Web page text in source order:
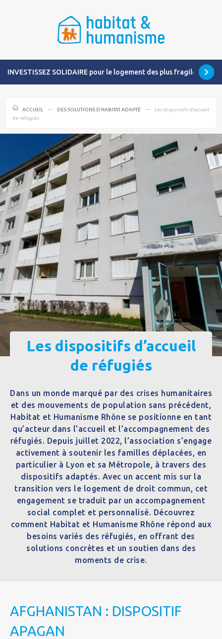
INVESTISSEZ SOLIDAIRE pour le logement des plus fragiles
ACCUEIL DES SOLUTIONS D’HABITAT ADAPTÉ
Les dispositifs d’accueil
de réfugiés
Les dispositifs d’accueil
de réfugiés
Dans un monde marqué par des crises humanitaires
et des mouvements de population sans précédent,
Habitat et Humanisme Rhône se positionne en tant
qu’acteur dans l’accueil et l’accompagnement des
réfugiés. Depuis juillet 2022, l’association s’engage
activement à soutenir les familles déplacées, en
particulier à Lyon et sa Métropole, à travers des
dispositifs adaptés. Avec un accent mis sur la
transition vers le logement de droit commun, cet
engagement se traduit par un accompagnement
social complet et personnalisé. Découvrez
comment Habitat et Humanisme Rhône répond aux
besoins variés des réfugiés, en offrant des
solutions concrètes et un soutien dans des
moments de crise.
AFGHANISTAN : DISPOSITIF
APAGAN